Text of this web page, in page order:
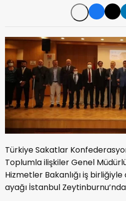
Türkiye Sakatlar
Toplumla ilişkiler Genel
Hizmetler Bakanlığı iş
ayağı İstanbul